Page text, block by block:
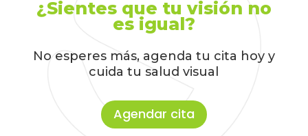
¿Sientes que tu visión no
es igual?
No esperes más, agenda tu cita hoy y
cuida tu salud visual
Agendar cita